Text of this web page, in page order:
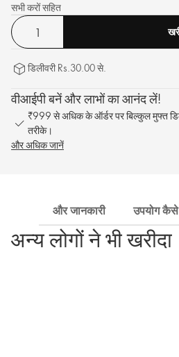
सभी करों सहित
डिलीवरी Rs.30.00 से.
वीआईपी बनें और लाभों का आनंद लें!
₹999 से अधिक के ऑर्डर पर बिल्कुल मुफ्त
तरीके।
और अधिक जानें
और जानकारी उपयोग
अन्य लोगों ने भी खरीदा